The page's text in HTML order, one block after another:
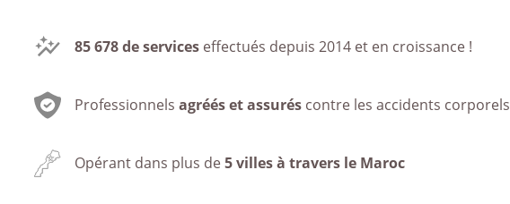
85 678de services effectués depuis 2014 et en croissance !
Professionnels agréés et assurés contre les accidents corporels
Opérant dans plus de5 villes à travers le Maroc